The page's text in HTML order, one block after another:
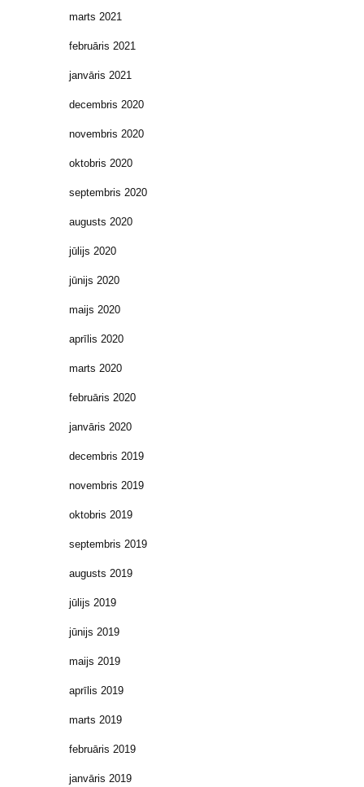
marts 2021
februāris 2021
janvāris 2021
decembris 2020
novembris 2020
oktobris 2020
septembris 2020
augusts 2020
jūlijs 2020
jūnijs 2020
maijs 2020
aprīlis 2020
marts 2020
februāris 2020
janvāris 2020
decembris 2019
novembris 2019
oktobris 2019
septembris 2019
augusts 2019
jūlijs 2019
jūnijs 2019
maijs 2019
aprīlis 2019
marts 2019
februāris 2019
janvāris 2019